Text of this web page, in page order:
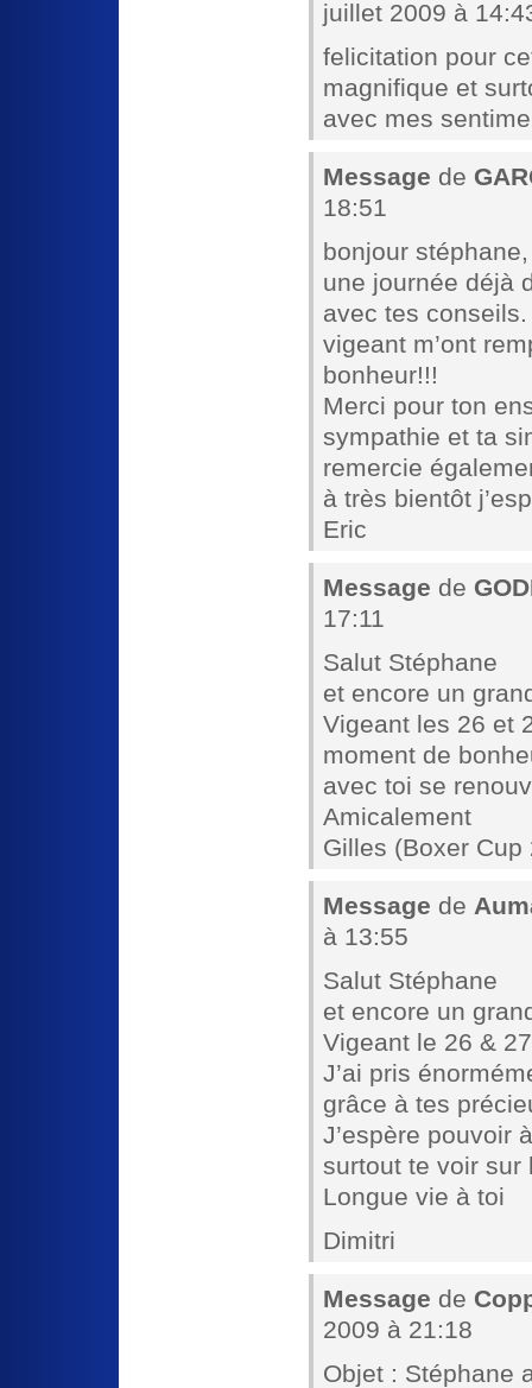
juillet 2009 à
felicitation pour
magnifique et
avec mes
Message de
18:51
bonjour stéphane,
une journée déjà
avec tes
vigeant m’ont
bonheur!!!
Merci pour ton
sympathie et ta
remercie
à très bientôt
Eric
Message de
17:11
Salut Stéphane
et encore un
Vigeant les 26 et
moment de
avec toi se
Amicalement
Gilles (Boxer Cup
Message de
à 13:55
Salut Stéphane
et encore un
Vigeant le 26 &
J’ai pris
grâce à tes
J’espère pouvoir
surtout te voir
Longue vie à toi
Dimitri
Message de
2009 à 21:18
Objet : Stéphane